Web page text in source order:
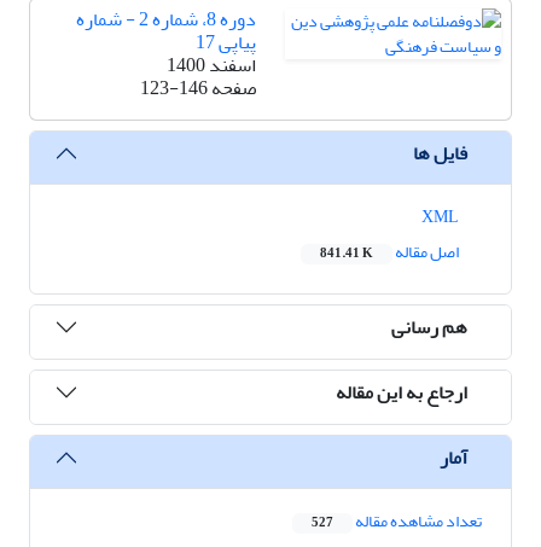
دوره 8، شماره 2 - شماره
پیاپی 17
اسفند 1400
صفحه123-146
فایل ها
اصل مقاله
841.41 K
هم رسانی
ارجاع به این مقاله
آمار
تعداد مشاهده مقاله 527